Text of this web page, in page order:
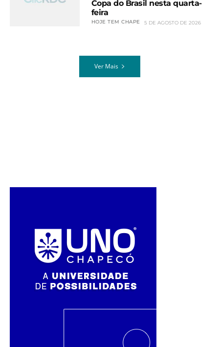
Copa do Brasil nesta quarta-
feira
HOJE TEM CHAPE 5 DE AGOSTO DE 2026
Ver Mais